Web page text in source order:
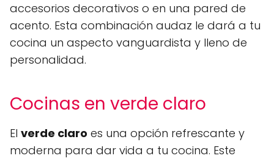
accesorios decorativos o en una pared de
acento. Esta combinación audaz le dará a tu
cocina un aspecto vanguardista y lleno de
personalidad.
Cocinas en verde claro
El verde claro es una opción refrescante y
moderna para dar vida a tu cocina. Este